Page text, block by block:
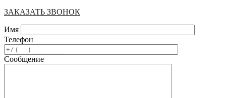
ЗАКАЗАТЬ ЗВОНОК
Имя
Телефон
Сообщение